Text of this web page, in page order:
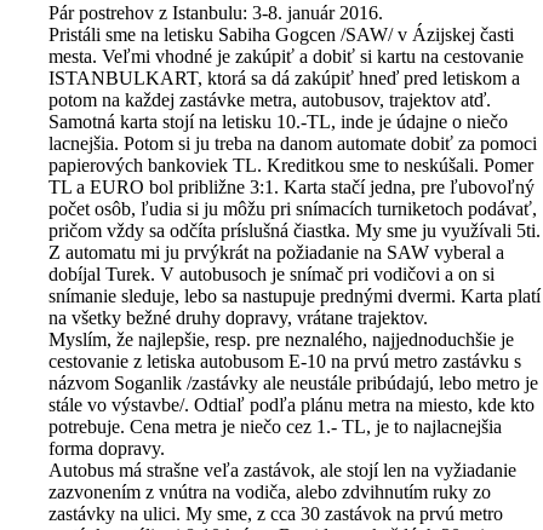
Pár postrehov z Istanbulu: 3-8. január 2016.
Pristáli sme na letisku Sabiha Gogcen /SAW/ v Ázijskej časti
mesta. Veľmi vhodné je zakúpiť a dobiť si kartu na cestovanie
ISTANBULKART, ktorá sa dá zakúpiť hneď pred letiskom a
potom na každej zastávke metra, autobusov, trajektov atď.
Samotná karta stojí na letisku 10.-TL, inde je údajne o niečo
lacnejšia. Potom si ju treba na danom automate dobiť za pomoci
papierových bankoviek TL. Kreditkou sme to neskúšali. Pomer
TL a EURO bol približne 3:1. Karta stačí jedna, pre ľubovoľný
počet osôb, ľudia si ju môžu pri snímacích turniketoch podávať,
pričom vždy sa odčíta príslušná čiastka. My sme ju využívali 5ti.
Z automatu mi ju prvýkrát na požiadanie na SAW vyberal a
dobíjal Turek. V autobusoch je snímač pri vodičovi a on si
snímanie sleduje, lebo sa nastupuje prednými dvermi. Karta platí
na všetky bežné druhy dopravy, vrátane trajektov.
Myslím, že najlepšie, resp. pre neznalého, najjednoduchšie je
cestovanie z letiska autobusom E-10 na prvú metro zastávku s
názvom Soganlik /zastávky ale neustále pribúdajú, lebo metro je
stále vo výstavbe/. Odtiaľ podľa plánu metra na miesto, kde kto
potrebuje. Cena metra je niečo cez 1.- TL, je to najlacnejšia
forma dopravy.
Autobus má strašne veľa zastávok, ale stojí len na vyžiadanie
zazvonením z vnútra na vodiča, alebo zdvihnutím ruky zo
zastávky na ulici. My sme, z cca 30 zastávok na prvú metro